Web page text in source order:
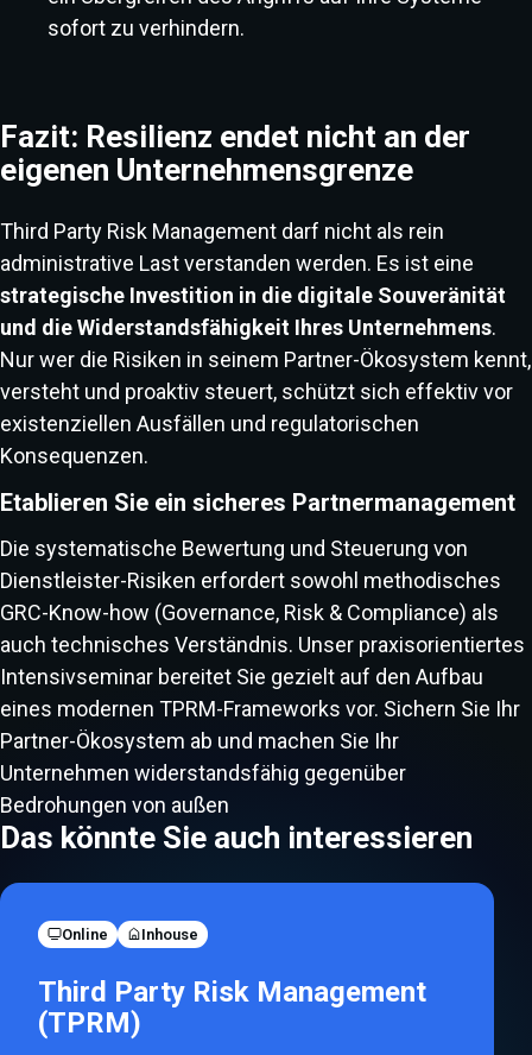
sofort zu verhindern.
Fazit: Resilienz endet nicht an der
eigenen Unternehmensgrenze
Third Party Risk Management darf nicht als rein
administrative Last verstanden werden. Es ist eine
strategische Investition in die digitale Souveränität
und die Widerstandsfähigkeit Ihres Unternehmens.
Nur wer die Risiken in seinem Partner-Ökosystem kennt,
versteht und proaktiv steuert, schützt sich effektiv vor
existenziellen Ausfällen und regulatorischen
Konsequenzen.
Etablieren Sie ein sicheres Partnermanagement
Die systematische Bewertung und Steuerung von
Dienstleister-Risiken erfordert sowohl methodisches
GRC-Know-how (Governance, Risk & Compliance) als
auch technisches Verständnis. Unser praxisorientiertes
Intensivseminar bereitet Sie gezielt auf den Aufbau
eines modernen TPRM-Frameworks vor. Sichern Sie Ihr
Partner-Ökosystem ab und machen Sie Ihr
Unternehmen widerstandsfähig gegenüber
Bedrohungen von außen
Das könnte Sie auch interessieren
Online Inhouse
Third Party Risk Management
(TPRM)